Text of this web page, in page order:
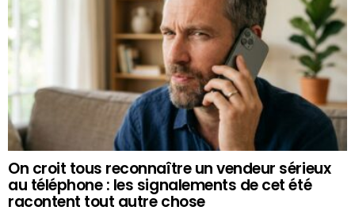
On croit tous reconnaître un vendeur sérieux
au téléphone : les signalements de cet été
racontent tout autre chose